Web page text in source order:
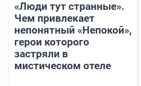
«Люди тут странные».
Чем привлекает
непонятный «Непокой»,
герои которого
застряли в
мистическом отеле